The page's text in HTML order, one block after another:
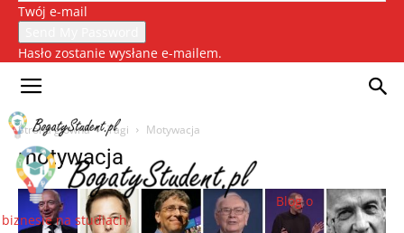
Twój e-mail
Hasło zostanie wysłane e-mailem.
Blog o
biznesie na studiach
Strona główna Tagi Motywacja
motywacja